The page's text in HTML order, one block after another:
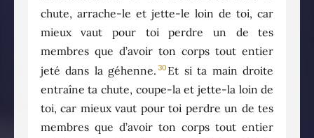
chute, arrache-le et jette-le loin de toi, car
mieux vaut pour toi perdre un de tes
membres que d’avoir ton corps tout entier
jeté dans la géhenne. 30 Et si ta main droite
entraîne ta chute, coupe-la et jette-la loin de
toi, car mieux vaut pour toi perdre un de tes
membres que d’avoir ton corps tout entier